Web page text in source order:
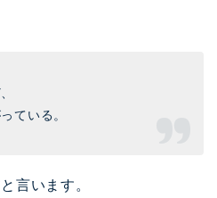
ている。
言います。